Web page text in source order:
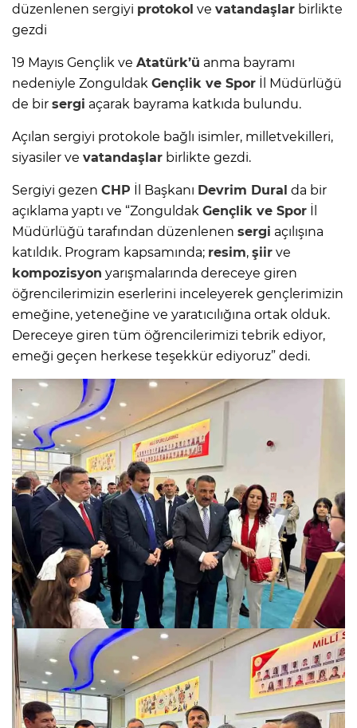
düzenlenen sergiyi protokol ve vatandaşlar birlikte
gezdi
19 Mayıs Gençlik ve Atatürk’ü anma bayramı
nedeniyle Zonguldak Gençlik ve Spor İl Müdürlüğü
de bir sergi açarak bayrama katkıda bulundu.
Açılan sergiyi protokole bağlı isimler, milletvekilleri,
siyasiler ve vatandaşlar birlikte gezdi.
Sergiyi gezen CHP İl Başkanı Devrim Dural da bir
açıklama yaptı ve “Zonguldak Gençlik ve Spor İl
Müdürlüğü tarafından düzenlenen sergi açılışına
katıldık. Program kapsamında; resim, şiir ve
kompozisyon yarışmalarında dereceye giren
öğrencilerimizin eserlerini inceleyerek gençlerimizin
emeğine, yeteneğine ve yaratıcılığına ortak olduk.
Dereceye giren tüm öğrencilerimizi tebrik ediyor,
emeği geçen herkese teşekkür ediyoruz” dedi.